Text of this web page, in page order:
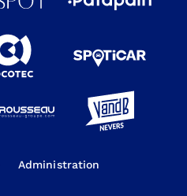
Administration